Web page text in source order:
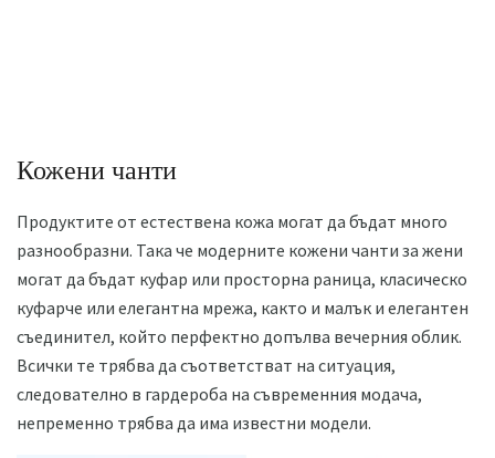
Кожени чанти
Продуктите от естествена кожа могат да бъдат много
разнообразни. Така че модерните кожени чанти за жени
могат да бъдат куфар или просторна раница, класическо
куфарче или елегантна мрежа, както и малък и елегантен
съединител, който перфектно допълва вечерния облик.
Всички те трябва да съответстват на ситуация,
следователно в гардероба на съвременния модача,
непременно трябва да има известни модели.